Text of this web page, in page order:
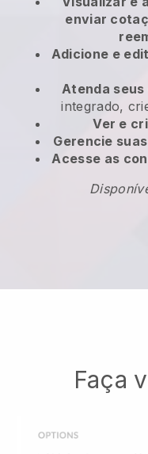
enviar
Adicione e
Atenda
integrado,
Ver e
Gerencie
Acesse as
Faça